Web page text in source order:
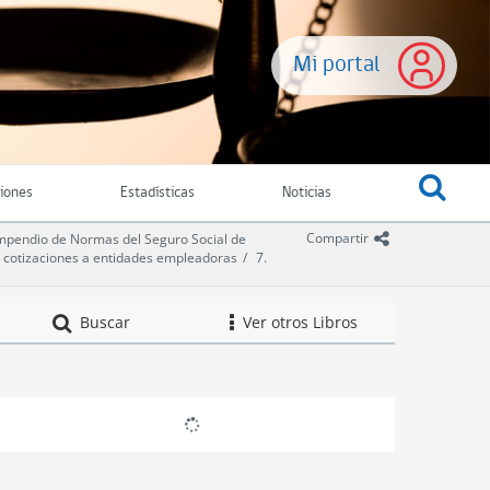
Mi portal
Estadísticas Noticias
Compartir icono
de Normas del Seguro Social de
cotizaciones a entidades empleadoras
7.
Buscar icono
Ver otros LibrosCompendio de